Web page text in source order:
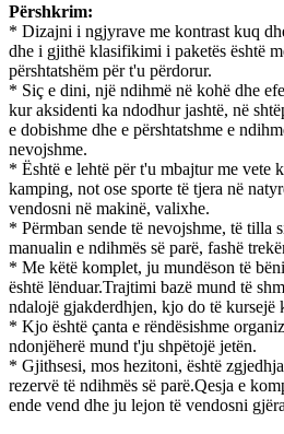
Përshkrim:
* Dizajni i ngjyrave me kontrast kuq
dhe i gjithë klasifikimi i paketës është
përshtatshëm për t'u përdorur.
* Siç e dini, një ndihmë në kohë dhe
kur aksidenti ka ndodhur jashtë, në
e dobishme dhe e përshtatshme e
nevojshme.
* Është e lehtë për t'u mbajtur me vete
kamping, not ose sporte të tjera në
vendosni në makinë, valixhe.
* Përmban sende të nevojshme, të tilla
manualin e ndihmës së parë, fashë
* Me këtë komplet, ju mundëson të
është lënduar.Trajtimi bazë mund të
ndalojë gjakderdhjen, kjo do të kursejë
* Kjo është çanta e rëndësishme
ndonjëherë mund t'ju shpëtojë jetën.
* Gjithsesi, mos hezitoni, është
rezervë të ndihmës së parë.Qesja e
ende vend dhe ju lejon të vendosni